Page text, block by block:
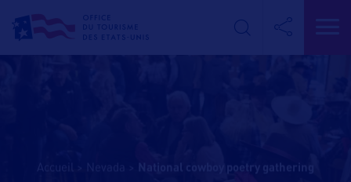
Accueil national cowboy poetry gathering